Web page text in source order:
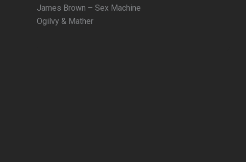
James Brown – Sex Machine
Ogilvy & Mather